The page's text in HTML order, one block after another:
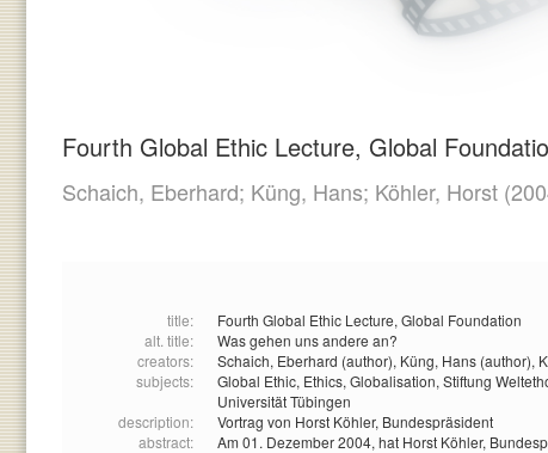
Fourth Global Ethic Lecture, Global
Schaich, Eberhard; Küng, Hans; Köhler, Horst
title:
Fourth Global Ethic Lecture, Global Foundation
alt. title:
Was gehen uns andere an?
creators:
Schaich, Eberhard (author), Küng, Hans (author),
subjects:
Global Ethic, Ethics, Globalisation, Stiftung
Universität Tübingen
description:
Vortrag von Horst Köhler, Bundespräsident
abstract:
Am 01. Dezember 2004, hat Horst Köhler,